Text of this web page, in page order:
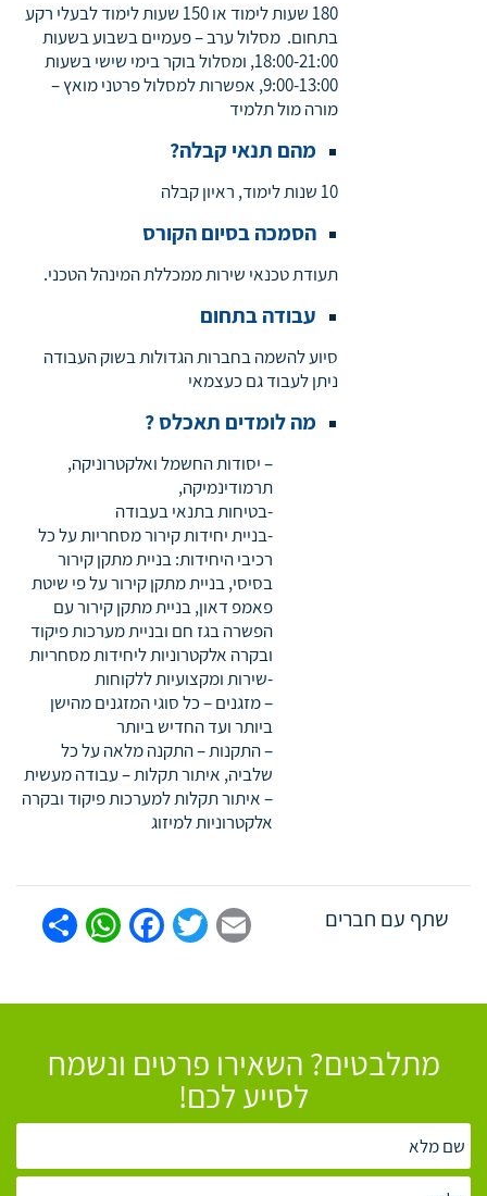
180 שעות לימוד או 150 שעות לימוד לבעלי רקע
בתחום. מסלול ערב – פעמיים בשבוע בשעות
18:00-21:00, ומסלול בוקר בימי שישי בשעות
9:00-13:00, אפשרות למסלול פרטני מואץ –
מורה מול תלמיד
מהם תנאי קבלה?
10 שנות לימוד, ראיון קבלה
הסמכה בסיום הקורס
תעודת טכנאי שירות ממכללת המינהל הטכני.
עבודה בתחום
סיוע להשמה בחברות הגדולות בשוק העבודה
ניתן לעבוד גם כעצמאי
מה לומדים תאכלס ?
– יסודות החשמל ואלקטרוניקה,
תרמודינמיקה,
-בטיחות בתנאי בעבודה
-בניית יחידות קירור מסחריות על כל
רכיבי היחידות: בניית מתקן קירור
בסיסי, בניית מתקן קירור על פי שיטת
פאמפ דאון, בניית מתקן קירור עם
הפשרה בגז חם ובניית מערכות פיקוד
ובקרה אלקטרוניות ליחידות מסחריות
-שירות ומקצועיות ללקוחות
– מזגנים – כל סוגי המזגנים מהישן
ביותר ועד החדיש ביותר
– התקנות – התקנה מלאה על כל
שלביה, איתור תקלות – עבודה מעשית
– איתור תקלות למערכות פיקוד ובקרה
אלקטרוניות למיזוג
שתף עם חברים Email
Twitter
מתלבטים? השאירו פרטים ונשמח
לסייע לכם!